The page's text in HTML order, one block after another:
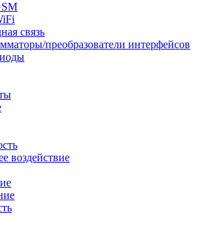
связь
преобразователи интерфейсов
воздействие